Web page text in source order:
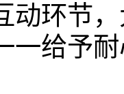
动环节
一给予